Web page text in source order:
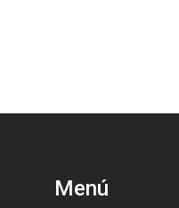
Menú